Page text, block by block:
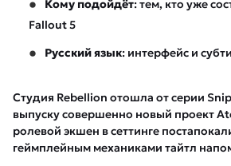
Кому подойдёт: тем, кто уже
Fallout 5
Русский язык: интерфейс и
Студия Rebellion отошла от серии
выпуску совершенно новый проект
ролевой экшен в сеттинге
геймплейным механиками тайтл